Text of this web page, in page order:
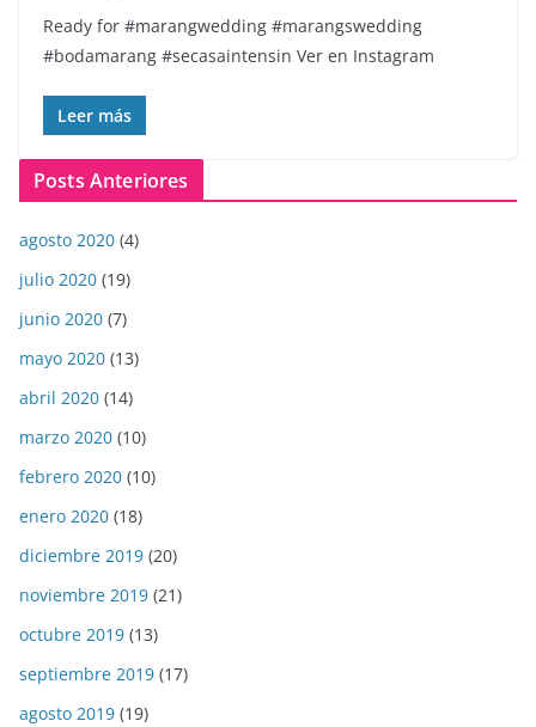
Ready for #marangwedding #marangswedding
#bodamarang #secasaintensin Ver en Instagram
Leer más
Posts Anteriores
agosto 2020 (4)
julio 2020 (19)
junio 2020 (7)
mayo 2020 (13)
abril 2020 (14)
marzo 2020 (10)
febrero 2020 (10)
enero 2020 (18)
diciembre 2019 (20)
noviembre 2019 (21)
octubre 2019 (13)
septiembre 2019 (17)
agosto 2019 (19)